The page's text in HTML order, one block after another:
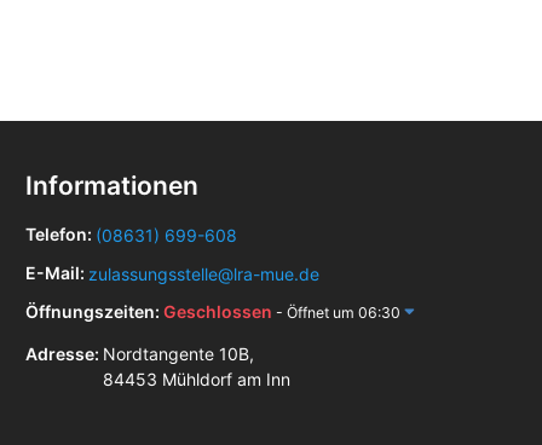
Informationen
Telefon: (08631) 699-608
E-Mail: zulassungsstelle@lra-mue.de
Öffnungszeiten: Geschlossen - Öffnet um 06:30
Adresse: Nordtangente 10B,
84453 Mühldorf am Inn